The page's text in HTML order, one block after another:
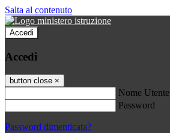
Salta al contenuto
Accedi
Accedi
button close ×
Nome Utente
Password
Password dimenticata?